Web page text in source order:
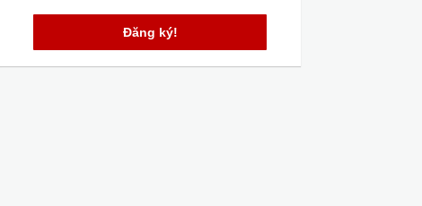
Đăng ký!